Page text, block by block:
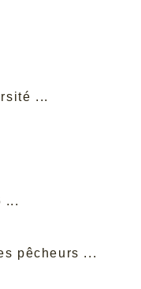
...
...
pêcheurs ...